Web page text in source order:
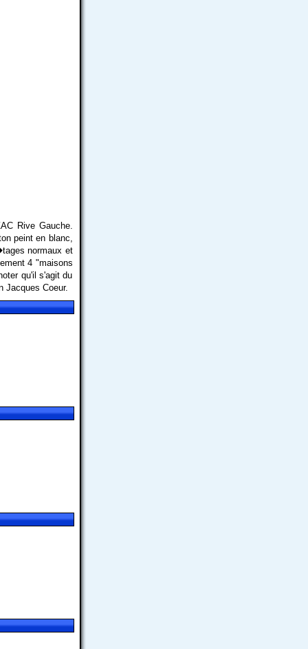
Rive Gauche.
peint en blanc,
normaux et
4 "maisons
qu'il s'agit du
Coeur.